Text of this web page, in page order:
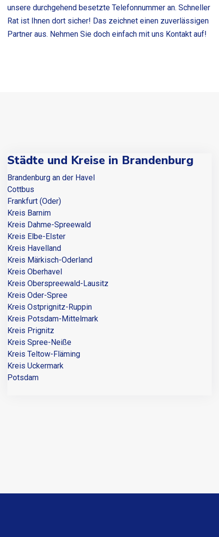
unsere durchgehend besetzte Telefonnummer an. Schneller
Rat ist Ihnen dort sicher! Das zeichnet einen zuverlässigen
Partner aus. Nehmen Sie doch einfach mit uns Kontakt auf!
Städte und Kreise in Brandenburg
Brandenburg an der Havel
Cottbus
Frankfurt (Oder)
Kreis Barnim
Kreis Dahme-Spreewald
Kreis Elbe-Elster
Kreis Havelland
Kreis Märkisch-Oderland
Kreis Oberhavel
Kreis Oberspreewald-Lausitz
Kreis Oder-Spree
Kreis Ostprignitz-Ruppin
Kreis Potsdam-Mittelmark
Kreis Prignitz
Kreis Spree-Neiße
Kreis Teltow-Fläming
Kreis Uckermark
Potsdam